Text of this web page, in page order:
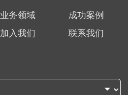
业务领域
成功案例
加入我们 联系我们